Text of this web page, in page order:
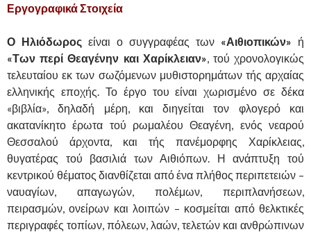
Εργογραφικά Στοιχεία
Ο Ηλιόδωρος είναι ο συγγραφέας των «Αιθιοπικών» ή
«Των περί Θεαγένην και Χαρίκλειαν», τού χρονολογικώς
τελευταίου εκ των σωζόμενων μυθιστορημάτων τής αρχαίας
ελληνικής εποχής. Το έργο του είναι χωρισμένο σε δέκα
«βιβλία», δηλαδή μέρη, και διηγείται τον φλογερό και
ακατανίκητο έρωτα τού ρωμαλέου Θεαγένη, ενός νεαρού
Θεσσαλού άρχοντα, και τής πανέμορφης Χαρίκλειας,
θυγατέρας τού βασιλιά των Αιθιόπων. Η ανάπτυξη τού
κεντρικού θέματος διανθίζεται από ένα πλήθος περιπετειών –
ναυαγίων, απαγωγών, πολέμων, περιπλανήσεων,
πειρασμών, ονείρων και λοιπών – κοσμείται από θελκτικές
περιγραφές τοπίων, πόλεων, λαών, τελετών και ανθρώπινων